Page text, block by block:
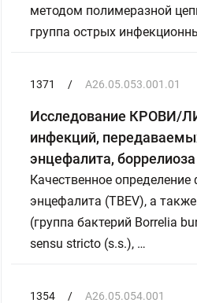
методом полимеразной
группа острых
1371 / A26.05.053.001.01
Исследование КРОВИ/
инфекций,
энцефалита,
Качественное
энцефалита (TBEV), а
(группа бактерий Borrelia
sensu stricto (s.s.), …
1354 / A26.05.054.001